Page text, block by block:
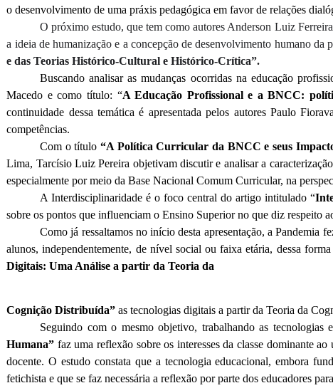
o desenvolvimento de uma práxis pedagógica em favor de relações
O próximo estudo, que tem como autores Anderson Luiz
a ideia de humanização e a concepção de desenvolvimento humano
e das Teorias Histórico-Cultural e Histórico-Crítica”.
Buscando analisar as mudanças ocorridas na educação
Macedo e como título: “A Educação Profissional e a BNCC:
continuidade dessa temática é apresentada pelos autores Paulo
competências.
Com o título“A Política Curricular da BNCC e seus
Lima, Tarcísio Luiz Pereira objetivam discutir e analisar a
especialmente por meio da Base Nacional Comum Curricular, na
A Interdisciplinaridade é o foco central do artigo intitulado “
sobre os pontos que influenciam o Ensino Superior no que diz respeito
Como já ressaltamos no início desta apresentação, a Pandemia
alunos, independentemente, de nível social ou faixa etária, dessa
Digitais: Uma Análise a partir da Teoria da
Cognição Distribuída”as tecnologias digitais a partir da Teoria da
Seguindo com o mesmo objetivo, trabalhando as
Humana” faz uma reflexão sobre os interesses da classe dominante
docente. O estudo constata que a tecnologia educacional, embora
fetichista e que se faz necessária a reflexão por parte dos educadores